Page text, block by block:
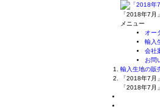
「2018年7月
メニュー
オー
輸入
会社
お問
輸入生地の販
「2018年7月
「2018年7月